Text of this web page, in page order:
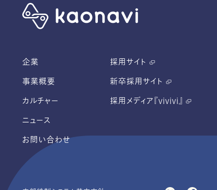
企業
事業概要
カルチャー
ニュース
お問い合わせ
採用サイト
新卒採用サイト
採用メディア『vivivi』